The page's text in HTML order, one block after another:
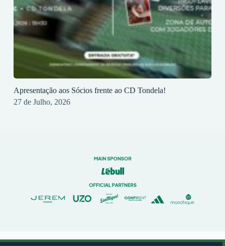
Apresentação aos Sócios frente ao CD Tondela!
27 de Julho, 2026